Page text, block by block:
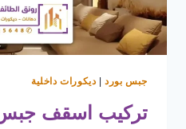
جبس بورد| ديكورات داخلية
تركيب اسقف جبس